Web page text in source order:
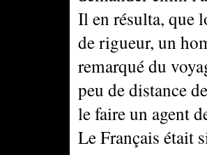
Il en résulta, que
de rigueur, un
remarqué du
peu de distance
le faire un agent
Le Français était